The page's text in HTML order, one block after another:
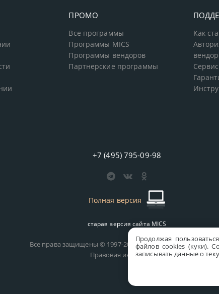
Продолжая
файлов cookies (куки).
записывать данные о
ПРОМО
Все программы
Программы MICS
Программы вендоров
Партнерские программы
Как
+7 (495) 795-09-98
Полная версия
старая версия сайта MICS
Все права защищены © 1997-2026 MICS Distribution
Правовая информация